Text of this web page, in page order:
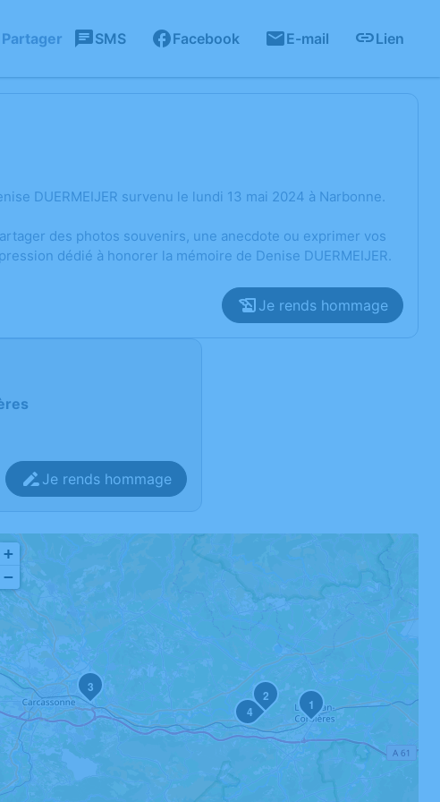
Partager SMS Facebook E-mail Lien
DUERMEIJER survenu le lundi 13 mai 2024 à Narbonne.
des photos souvenirs, une anecdote ou exprimer vos
dédié à honorer la mémoire de Denise DUERMEIJER.
Je rends hommage
Je rends hommage
1
2
3
4
+
−